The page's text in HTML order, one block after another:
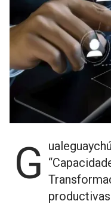
Gualeguaychú será sede de la Jornada